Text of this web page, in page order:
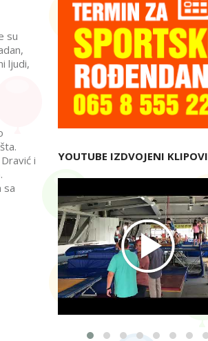
su
ljudi,
i
sa
YOUTUBE IZDVOJENI KLIPOVI